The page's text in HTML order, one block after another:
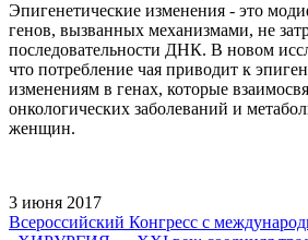
Эпигенетические изменения - это
генов, вызванных механизмами, не
последовательности ДНК. В новом
что потребление чая приводит к
изменениям в генах, которые
онкологических заболеваний и
женщин.
3 июня 2017
Всероссийский Конгресс с